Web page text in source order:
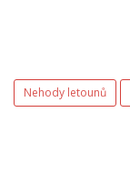
Nehody letounů